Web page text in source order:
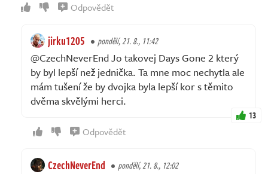
Odpovědět
jirku1205 pondělí, 21. 8., 11:42
@CzechNeverEnd Jo takovej Days Gone 2 který
by byl lepší než jednička. Ta mne moc nechytla ale
mám tušení že by dvojka byla lepší kor s těmito
dvěma skvělými herci.
13
Odpovědět
CzechNeverEnd pondělí, 21. 8., 12:02